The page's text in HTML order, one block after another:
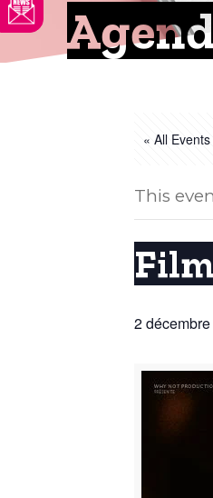
« All Events
This
2